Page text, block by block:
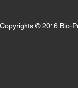
Copyrights © 2016 Bio-